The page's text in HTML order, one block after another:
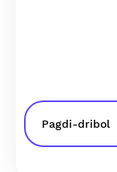
Pagdi-dribol